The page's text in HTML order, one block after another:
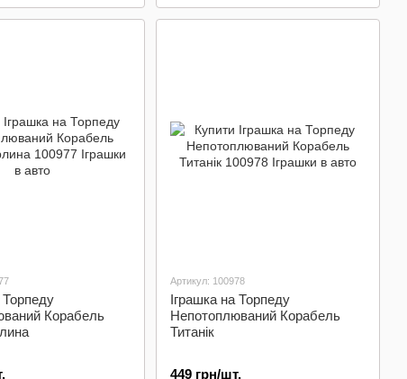
Торпеду
Корабель
Артикул: 100978
Іграшка на Торпеду
Непотоплюваний Корабель
Титанік
449 грн/шт.